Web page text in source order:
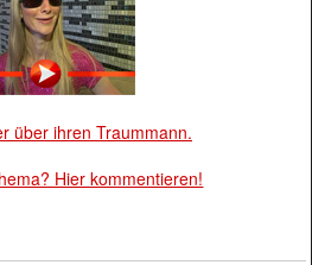
über ihren Traummann.
Hier kommentieren!